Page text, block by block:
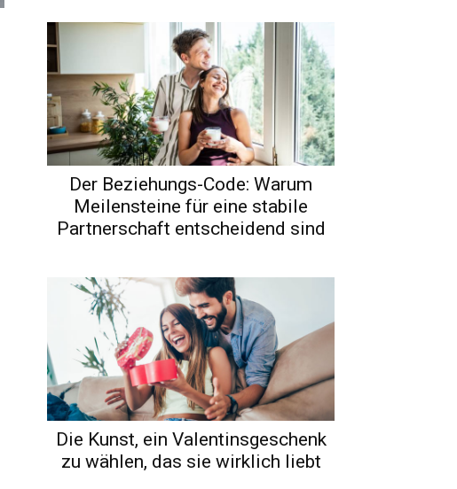
Der Beziehungs-Code: Warum
Meilensteine für eine stabile
Partnerschaft entscheidend sind
Die Kunst, ein Valentinsgeschenk
zu wählen, das sie wirklich liebt